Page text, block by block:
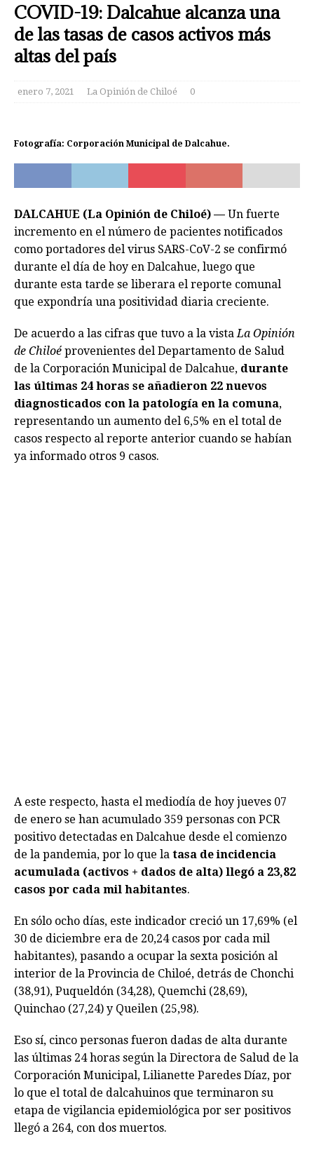
COVID-19: Dalcahue alcanza una
de las tasas de casos activos más
altas del país
enero 7, 2021 La Opinión de Chiloé 0
Fotografía: Corporación Municipal de Dalcahue.
DALCAHUE (La Opinión de Chiloé) — Un fuerte
incremento en el número de pacientes notificados
como portadores del virus SARS-CoV-2 se confirmó
durante el día de hoy en Dalcahue, luego que
durante esta tarde se liberara el reporte comunal
que expondría una positividad diaria creciente.
De acuerdo a las cifras que tuvo a la vistaLa Opinión
de Chiloé provenientes del Departamento de Salud
de la Corporación Municipal de Dalcahue, durante
las últimas 24 horas se añadieron 22 nuevos
diagnosticados con la patología en la comuna,
representando un aumento del 6,5% en el total de
casos respecto al reporte anterior cuando se habían
ya informado otros 9 casos.
A este respecto, hasta el mediodía de hoy jueves 07
de enero se han acumulado 359 personas con PCR
positivo detectadas en Dalcahue desde el comienzo
de la pandemia, por lo que la tasa de incidencia
acumulada (activos + dados de alta) llegó a 23,82
casos por cada mil habitantes.
En sólo ocho días, este indicador creció un 17,69% (el
30 de diciembre era de 20,24 casos por cada mil
habitantes), pasando a ocupar la sexta posición al
interior de la Provincia de Chiloé, detrás de Chonchi
(38,91), Puqueldón (34,28), Quemchi (28,69),
Quinchao (27,24) y Queilen (25,98).
Eso sí, cinco personas fueron dadas de alta durante
las últimas 24 horas según la Directora de Salud de la
Corporación Municipal, Lilianette Paredes Díaz, por
lo que el total de dalcahuinos que terminaron su
etapa de vigilancia epidemiológica por ser positivos
llegó a 264, con dos muertos.